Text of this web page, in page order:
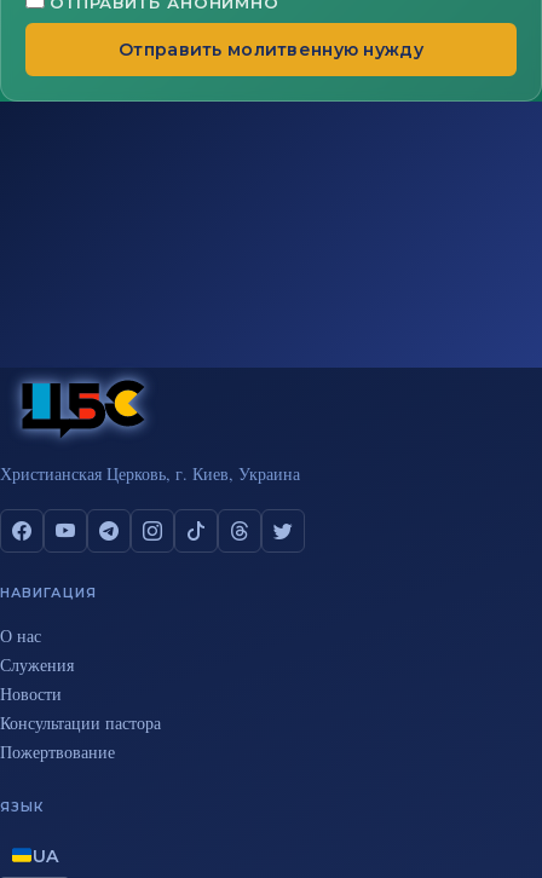
Отправить молитвенную нужду
Христианская Церковь, г. Киев, Украина
НАВИГАЦИЯ
О нас
Служения
Новости
Консультации пастора
Пожертвование
ЯЗЫК
UA